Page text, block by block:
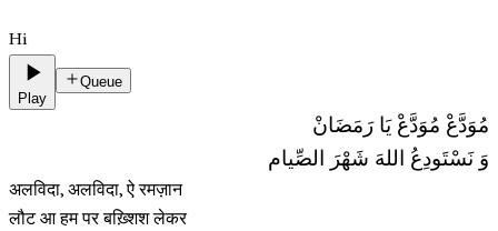
Hi
Play
Queue
مُوَدَّعْ مُوَدَّعْ يَا رَمَضَانْ
وَ نَسْتَودِعُ اللهَ شَهْرَ الصِّيام
अलविदा, अलविदा, ऐ रमज़ान
लौट आ हम पर बख़्शिश लेकर